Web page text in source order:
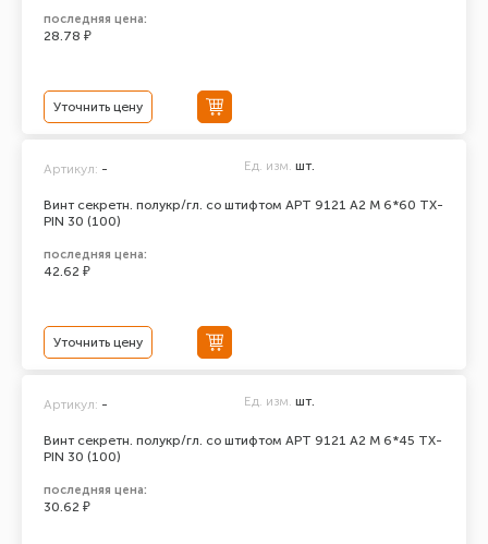
последняя цена:
28.78 ₽
Уточнить цену
Винт секретн. полукр/гл. со штифтом АРТ 9121 А2 M 6*60 TX-
PIN 30 (100)
Артикул: - Ед. изм. шт.
последняя цена:
42.62 ₽
Уточнить цену
Винт секретн. полукр/гл. со штифтом АРТ 9121 А2 M 6*45 TX-
PIN 30 (100)
Артикул: - Ед. изм. шт.
последняя цена:
30.62 ₽